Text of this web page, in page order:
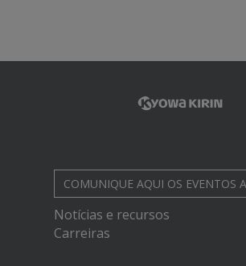
COMUNIQUE AQUI OS EVENTOS
Notícias e recursos
Carreiras